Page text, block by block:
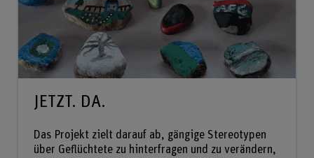
JETZT. DA.
Das Projekt zielt darauf ab, gängige Stereotypen
über Geflüchtete zu hinterfragen und zu verändern,